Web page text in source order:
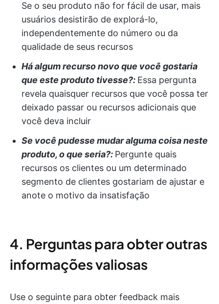
Se o seu produto não for fácil de usar, mais
usuários desistirão de explorá-lo,
independentemente do número ou da
qualidade de seus recursos
Há algum recurso novo que você gostaria
que este produto tivesse?: Essa pergunta
revela quaisquer recursos que você possa ter
deixado passar ou recursos adicionais que
você deva incluir
Se você pudesse mudar alguma coisa neste
produto, o que seria?: Pergunte quais
recursos os clientes ou um determinado
segmento de clientes gostariam de ajustar e
anote o motivo da insatisfação
4. Perguntas para obter outras
informações valiosas
Use o seguinte para obter feedback mais